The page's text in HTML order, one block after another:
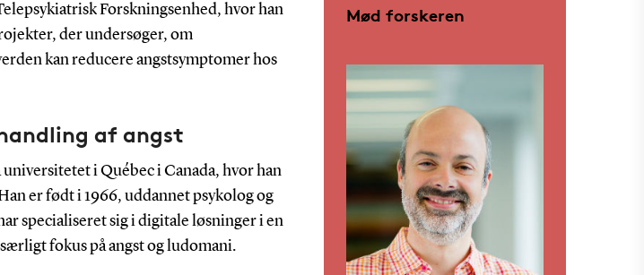
Forskningsenhed, hvor han
der undersøger, om
kan reducere angstsymptomer hos
af angst
i Québec i Canada, hvor han
er født i 1966, uddannet psykolog og
specialiseret sig i digitale løsninger i en
fokus på angst og ludomani.
Mød forskeren